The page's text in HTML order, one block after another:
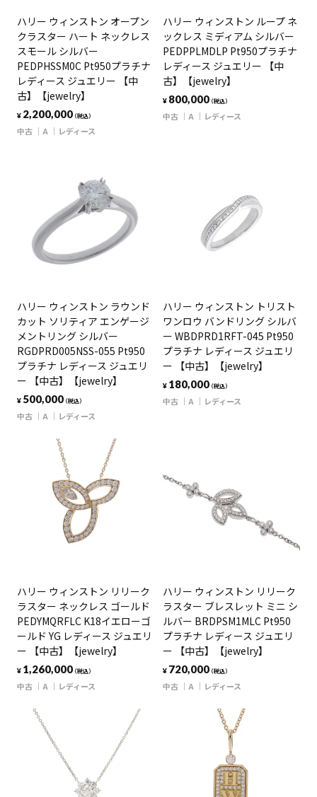
ハリー ウィンストン オープン
クラスター ハート ネックレス
スモール シルバー
PEDPHSSM0C Pt950プラチナ
レディース ジュエリー 【中
古】【jewelry】
¥ 2,200,000（税込）
中古 A レディース
ハリー ウィンストン ループ ネ
ックレス ミディアム シルバー
PEDPPLMDLP Pt950プラチナ
レディース ジュエリー 【中
古】【jewelry】
¥ 800,000（税込）
中古 A レディース
ハリー ウィンストン ラウンド
カット ソリティア エンゲージ
メントリング シルバー
RGDPRD005NSS-055 Pt950
プラチナ レディース ジュエリ
ー 【中古】【jewelry】
¥ 500,000（税込）
中古 A レディース
ハリー ウィンストン トリスト
ワンロウ バンドリング シルバ
ー WBDPRD1RFT-045 Pt950
プラチナ レディース ジュエリ
ー 【中古】【jewelry】
¥ 180,000（税込）
中古 A レディース
ハリー ウィンストン リリーク
ラスター ネックレス ゴールド
PEDYMQRFLC K18イエローゴ
ールド YG レディース ジュエリ
ー 【中古】【jewelry】
¥ 1,260,000（税込）
中古 A レディース
ハリー ウィンストン リリーク
ラスター ブレスレット ミニ シ
ルバー BRDPSM1MLC Pt950
プラチナ レディース ジュエリ
ー 【中古】【jewelry】
¥ 720,000（税込）
中古 A レディース